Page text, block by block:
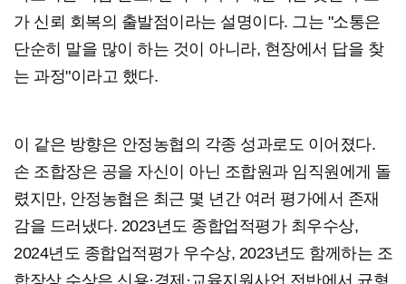
가 신뢰 회복의 출발점이라는 설명이다. 그는 "소통은
단순히 말을 많이 하는 것이 아니라, 현장에서 답을 찾
는 과정"이라고 했다.
이 같은 방향은 안정농협의 각종 성과로도 이어졌다.
손 조합장은 공을 자신이 아닌 조합원과 임직원에게 돌
렸지만, 안정농협은 최근 몇 년간 여러 평가에서 존재
감을 드러냈다. 2023년도 종합업적평가 최우수상,
2024년도 종합업적평가 우수상, 2023년도 함께하는 조
합장상 수상은 신용·경제·교육지원사업 전반에서 균형